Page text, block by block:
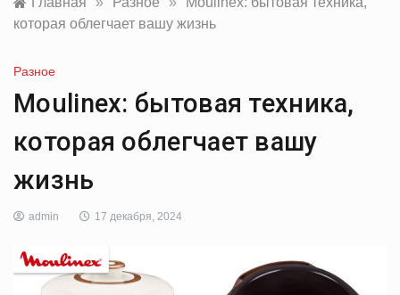
которая облегчает вашу жизнь
Разное
Moulinex: бытовая техника,
которая облегчает вашу
жизнь
admin 17 декабря, 2024